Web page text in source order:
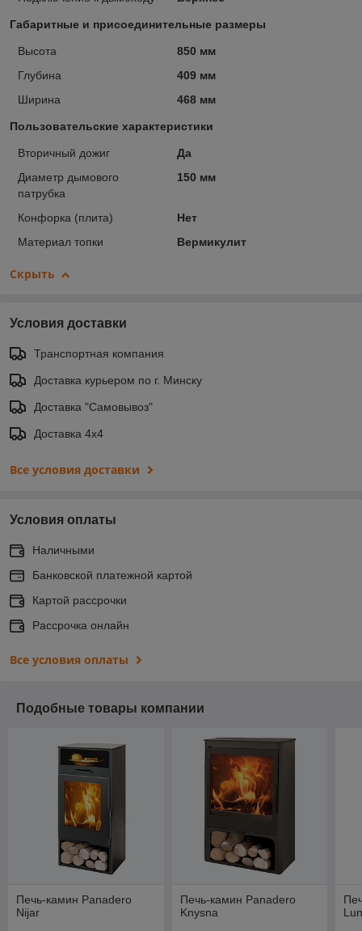
Габаритные и присоединительные размеры
Высота
850 мм
Глубина
409 мм
Ширина
468 мм
Пользовательские характеристики
Вторичный дожиг
Да
Диаметр дымового
патрубка
150 мм
Конфорка (плита)
Нет
Материал топки
Вермикулит
Скрыть
Условия доставки
Транспортная компания
Доставка курьером по г. Минску
Доставка "Самовывоз"
Доставка 4х4
Все условия доставки
Условия оплаты
Наличными
Банковской платежной картой
Картой рассрочки
Рассрочка онлайн
Все условия оплаты
Подобные товары компании
Печь-камин Panadero
Nijar
Печь-камин Panadero
Knysna